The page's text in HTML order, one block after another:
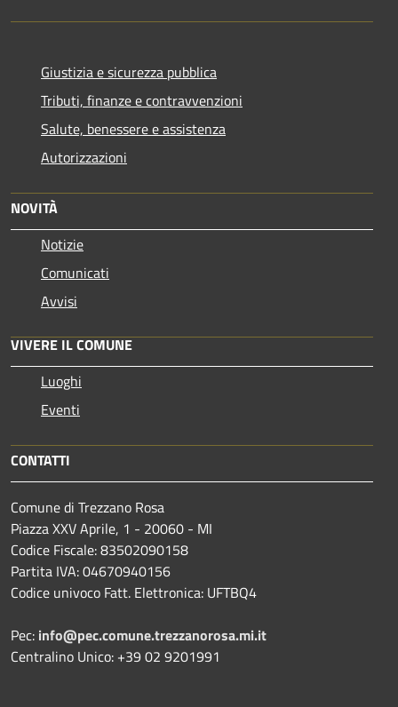
Giustizia e sicurezza pubblica
Tributi, finanze e contravvenzioni
Salute, benessere e assistenza
Autorizzazioni
NOVITÀ
Notizie
Comunicati
Avvisi
VIVERE IL COMUNE
Luoghi
Eventi
CONTATTI
Comune di Trezzano Rosa
Piazza XXV Aprile, 1 - 20060 - MI
Codice Fiscale: 83502090158
Partita IVA: 04670940156
Codice univoco Fatt. Elettronica: UFTBQ4
Pec: info@pec.comune.trezzanorosa.mi.it
Centralino Unico: +39 02 9201991